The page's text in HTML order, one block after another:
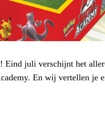
Eind juli verschijnt het
En wij vertellen je